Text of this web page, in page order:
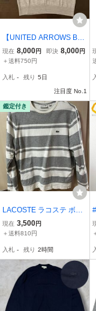
【UNITED ARROWS BE
AUTY＆YOUTH】＜LAC
OSTE for BEAUTY&YOU
ック ニット / GREY / XL /
現在 8,000円 即決 8,000円
＋送料750円
入札 - 残り 5日
注目度 No.1
鑑定付き
LACOSTE ラコステ ボー
ダートレーナー グレー ホ
ワイト SH5417
現在 3,500円
＋送料810円
入札 - 残り 2時間